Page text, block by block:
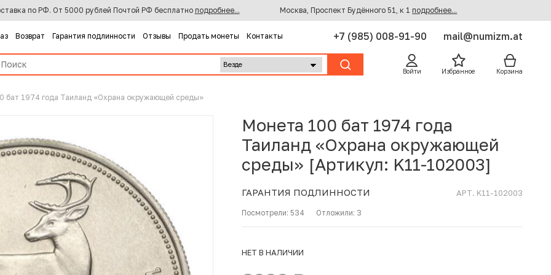
по РФ. От 5000 рублей Почтой РФ бесплатно подробнее... Москва, Проспект Будённого 51, к 1 подробнее...
Возврат Гарантия подлинности Отзывы Продать монеты Контакты +7 (985) 008-91-90 mail@numizm.at
Войти Избранное Корзина
бат 1974 года Таиланд «Охрана окружающей среды»
Монета 100 бат 1974 года
Таиланд «Охрана окружающей
среды» [Артикул: K11-102003]
ГАРАНТИЯ ПОДЛИННОСТИ АРТ. K11-102003
Посмотрели: 534 Отложили: 3
НЕТ В НАЛИЧИИ